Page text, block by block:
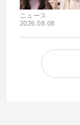
ニュース
2026.08.08